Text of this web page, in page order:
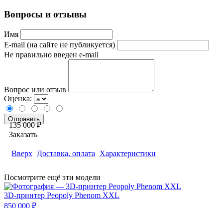
Вопросы и отзывы
Имя
E-mail (на сайте не публикуется)
Не правильно введен e-mail
Вопрос или отзыв
Оценка:
135 000 ₽
Заказать
Вверх Доставка, оплата Характеристики
Посмотрите ещё эти модели
3D-принтер Peopoly Phenom XXL
850 000 ₽